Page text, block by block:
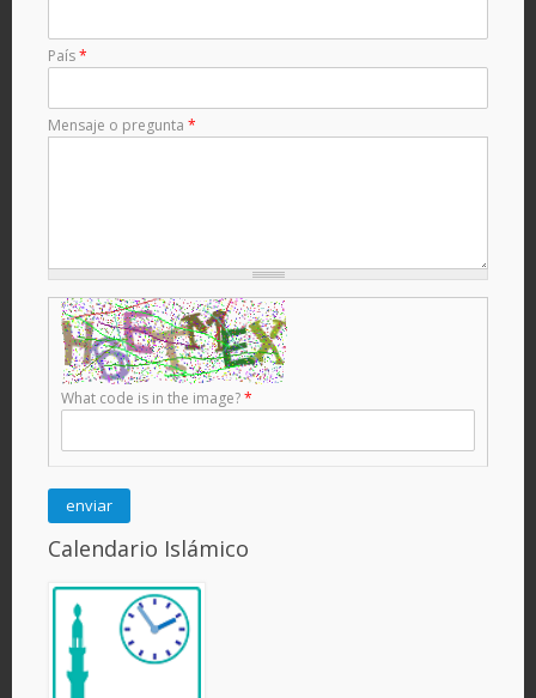
País*
Mensaje o pregunta *
What code is in the image?*
Calendario Islámico